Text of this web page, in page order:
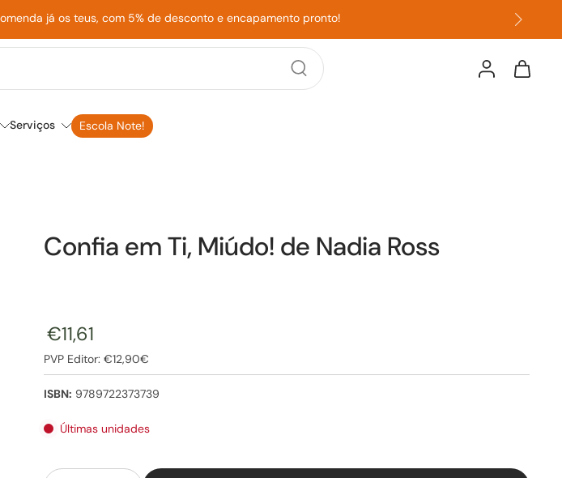
já os teus, com 5% de desconto e encapamento pronto!
Serviços Escola Note!
Confia em Ti, Miúdo! de Nadia Ross
€11,61
PVP Editor: €12,90€
ISBN: 9789722373739
Últimas unidades